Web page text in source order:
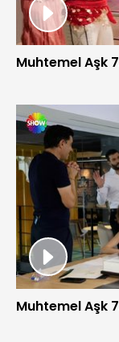
Muhtemel Aşk
Muhtemel Aşk